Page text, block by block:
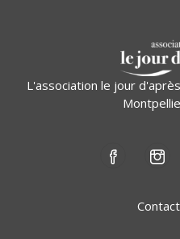
L'association le jour